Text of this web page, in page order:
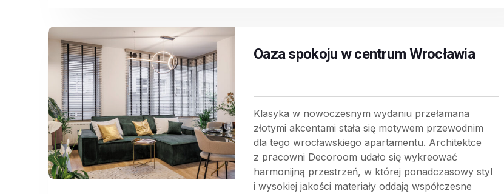
Oaza spokoju w centrum Wrocławia
Klasyka w nowoczesnym wydaniu przełamana
złotymi akcentami stała się motywem przewodnim
dla tego wrocławskiego apartamentu. Architektce
z pracowni Decoroom udało się wykreować
harmonijną przestrzeń, w której ponadczasowy styl
i wysokiej jakości materiały oddają współczesne